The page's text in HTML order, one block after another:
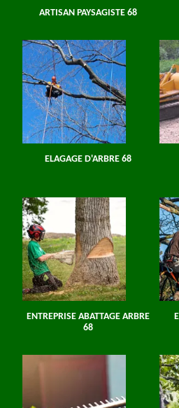
ARTISAN PAYSAGISTE 68
ELAGAGE D'ARBRE 68
ENTREPRISE ABATTAGE ARBRE
68